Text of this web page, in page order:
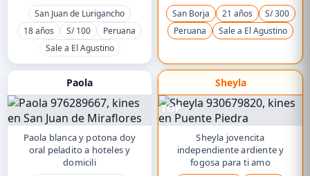
San Juan de Lurigancho
18 años
S/ 100
Peruana
Sale a El Agustino
San Borja 21 años
S/ 300
Peruana
Sale a El Agustino
Paola
Paola blanca y potona doy
oral peladito a hoteles y
domicili
Sheyla
TOP
Sheyla jovencita
independiente ardiente y
fogosa para ti amo